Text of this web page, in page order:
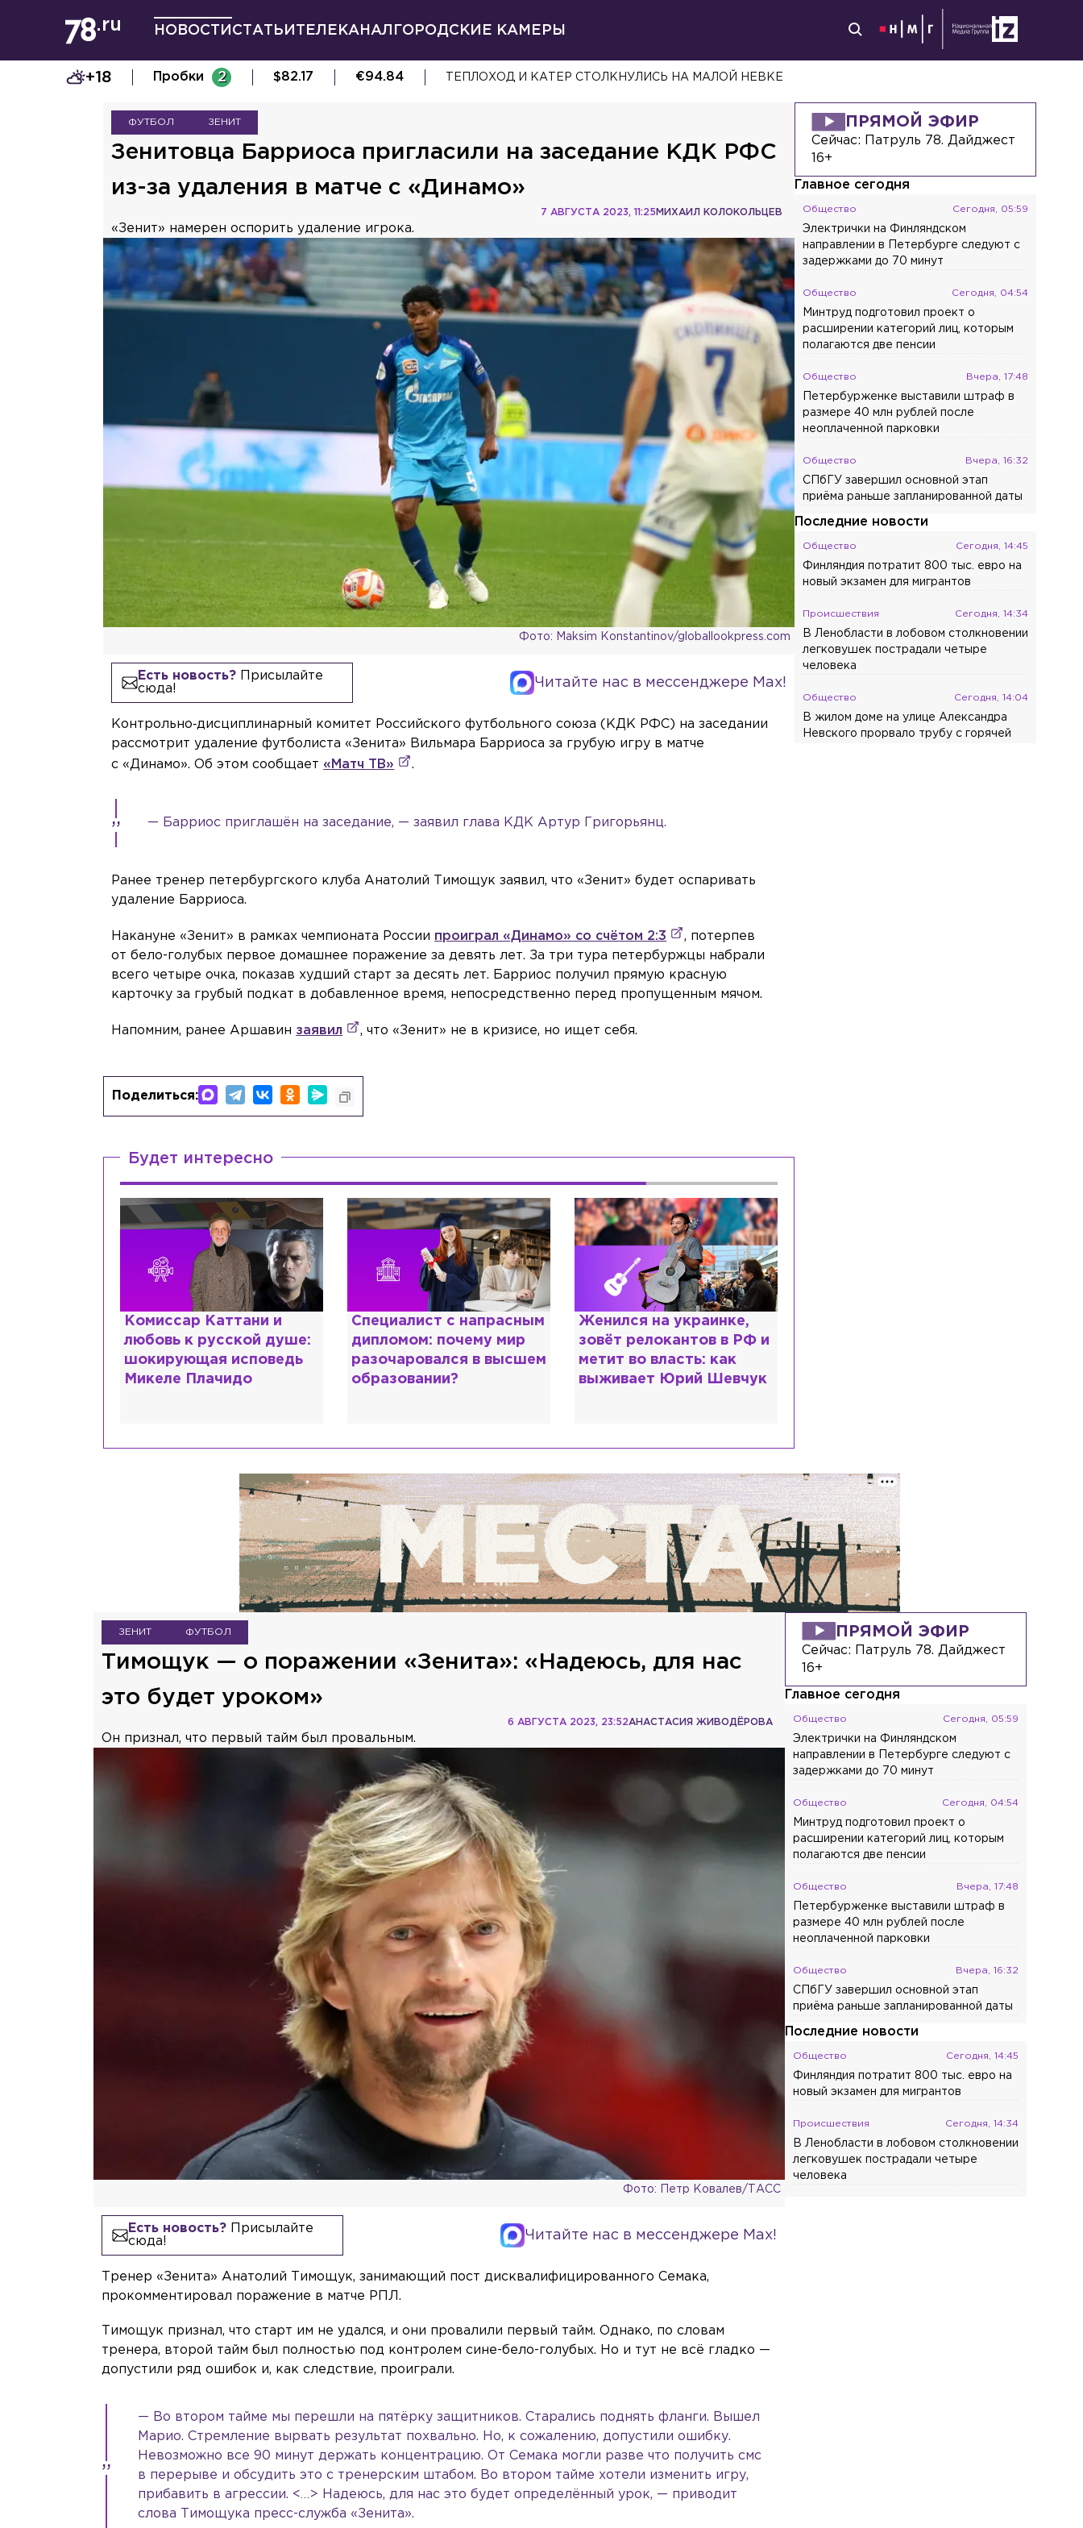
НОВОСТИ СТАТЬИ ТЕЛЕКАНАЛ ГОРОДСКИЕ КАМЕРЫ
+18 Пробки 2 $82.17 €94.84 ТЕПЛОХОД И КАТЕР СТОЛКНУЛИСЬ НА МАЛОЙ НЕВКЕ
ФУТБОЛ ЗЕНИТ
Зенитовца Барриоса пригласили на заседание КДК РФС
из-за удаления в матче с «Динамо»
МИХАИЛ КОЛОКОЛЬЦЕВ
7 АВГУСТА 2023, 11:25
«Зенит» намерен оспорить удаление игрока.
Фото: Maksim Konstantinov/globallookpress.com
Есть новость?Присылайте
сюда!
Читайте нас в мессенджере Max!
Контрольно‑дисциплинарный комитет Российского футбольного союза (КДК РФС) на заседании
рассмотрит удаление футболиста «Зенита» Вильмара Барриоса за грубую игру в матче
с «Динамо». Об этом сообщает«Матч ТВ» .
— Барриос приглашён на заседание, — заявил глава КДК Артур Григорьянц.
Ранее тренер петербургского клуба Анатолий Тимощук заявил, что «Зенит» будет оспаривать
удаление Барриоса.
Накануне «Зенит» в рамках чемпионата России проиграл «Динамо» со счётом 2:3
, потерпев
от бело-голубых первое домашнее поражение за девять лет. За три тура петербуржцы набрали
всего четыре очка, показав худший старт за десять лет. Барриос получил прямую красную
карточку за грубый подкат в добавленное время, непосредственно перед пропущенным мячом.
Напомним, ранее Аршавин заявил , что «Зенит» не в кризисе, но ищет себя.
Поделиться:
Будет интересно
Специалист с напрасным
дипломом: почему мир
разочаровался в высшем
образовании?
Женился на украинке,
зовёт релокантов в РФ и
метит во власть: как
выживает Юрий Шевчук
Косил от армии,
продавал посты и
воровал гумпомощь: что
о Зеленском рассказали
ПРЯМОЙ ЭФИР
Сейчас:
Патруль 78. Дайджест
16+
Главное сегодня
Общество Сегодня, 05:59
Электрички на Финляндском
направлении в Петербурге следуют с
задержками до 70 минут
Общество Сегодня, 04:54
Минтруд подготовил проект о
расширении категорий лиц, которым
полагаются две пенсии
Общество Вчера, 17:48
Петербурженке выставили штраф в
размере 40 млн рублей после
неоплаченной парковки
Общество Вчера, 16:32
СПбГУ завершил основной этап
приёма раньше запланированной даты
Последние новости
Общество Сегодня, 14:45
Финляндия потратит 800 тыс. евро на
новый экзамен для мигрантов
Происшествия Сегодня, 14:34
В Ленобласти в лобовом столкновении
легковушек пострадали четыре
человека
Общество Сегодня, 14:04
В жилом доме на улице Александра
Невского прорвало трубу с горячей
ЗЕНИТ ФУТБОЛ
Тимощук — о поражении «Зенита»: «Надеюсь, для нас
это будет уроком»
АНАСТАСИЯ ЖИВОДЁРОВА
6 АВГУСТА 2023, 23:52
Он признал, что первый тайм был провальным.
Фото: Петр Ковалев/ТАСС
Есть новость?Присылайте
сюда!
Читайте нас в мессенджере Max!
Тренер «Зенита» Анатолий Тимощук, занимающий пост дисквалифицированного Семака,
прокомментировал поражение в матче РПЛ.
Тимощук признал, что старт им не удался, и они провалили первый тайм. Однако, по словам
тренера, второй тайм был полностью под контролем сине-бело-голубых. Но и тут не всё гладко —
допустили ряд ошибок и, как следствие, проиграли.
— Во втором тайме мы перешли на пятёрку защитников. Старались поднять фланги. Вышел
Марио. Стремление вырвать результат похвально. Но, к сожалению, допустили ошибку.
Невозможно все 90 минут держать концентрацию. От Семака могли разве что получить смс
в перерыве и обсудить это с тренерским штабом. Во втором тайме хотели изменить игру,
прибавить в агрессии. <…> Надеюсь, для нас это будет определённый урок, — приводит
слова Тимощука пресс-служба «Зенита».
ПРЯМОЙ ЭФИР
Сейчас:
Патруль 78. Дайджест
16+
Главное сегодня
Общество Сегодня, 05:59
Электрички на Финляндском
направлении в Петербурге следуют с
задержками до 70 минут
Общество Сегодня, 04:54
Минтруд подготовил проект о
расширении категорий лиц, которым
полагаются две пенсии
Общество Вчера, 17:48
Петербурженке выставили штраф в
размере 40 млн рублей после
неоплаченной парковки
Общество Вчера, 16:32
СПбГУ завершил основной этап
приёма раньше запланированной даты
Последние новости
Общество Сегодня, 14:45
Финляндия потратит 800 тыс. евро на
новый экзамен для мигрантов
Происшествия Сегодня, 14:34
В Ленобласти в лобовом столкновении
легковушек пострадали четыре
человека